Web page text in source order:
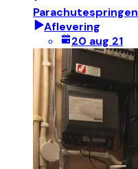
Parachutespringen
Aflevering
20 aug 21